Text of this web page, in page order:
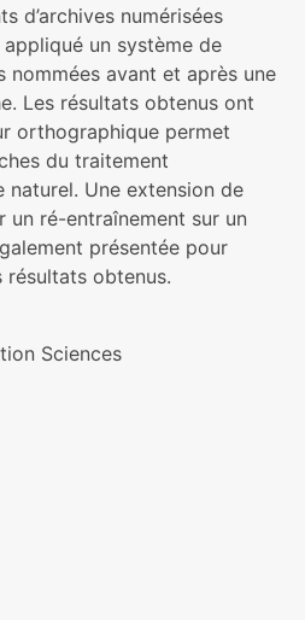
d’archives numérisées
un système de
nommées avant et après une
Les résultats obtenus ont
orthographique permet
du traitement
naturel. Une extension de
un ré-entraînement sur un
présentée pour
obtenus.
Sciences